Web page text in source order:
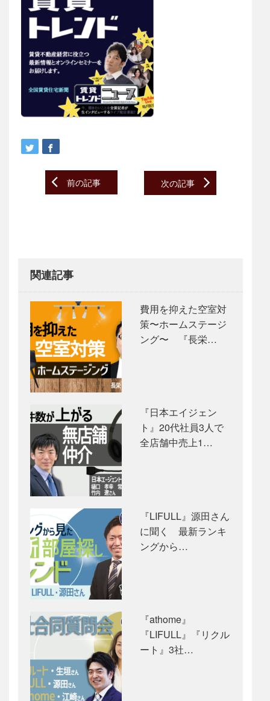
Post
navigation
前の記事 次の記事
関連記事
費用を抑えた空室対
策〜ホームステージ
ング〜 『長栄…
『日本エイジェン
ト』20代社員3人で
全店舗中売上1…
『LIFULL』源田さん
に聞く 最新ランキ
ングから…
『athome』
『LIFULL』『リクル
ート』3社…